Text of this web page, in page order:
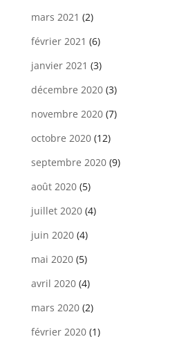
mars 2021 (2)
février 2021 (6)
janvier 2021 (3)
décembre 2020(3)
novembre 2020(7)
octobre 2020(12)
septembre 2020(9)
août 2020(5)
juillet 2020(4)
juin 2020(4)
mai 2020(5)
avril 2020(4)
mars 2020(2)
février 2020(1)